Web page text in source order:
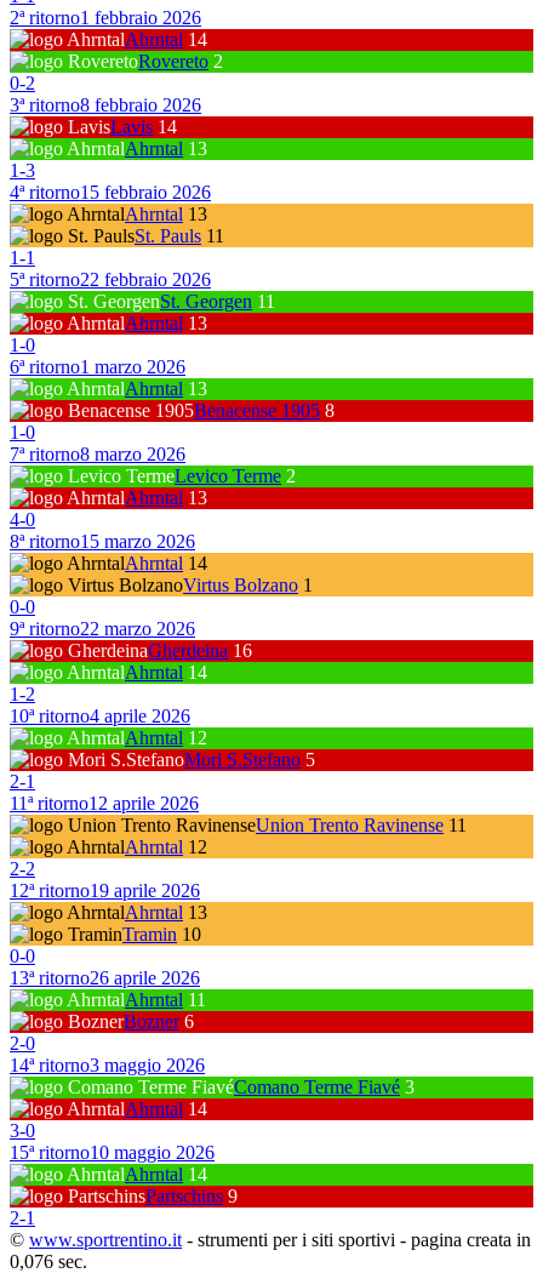
2ª ritorno1 febbraio 2026
Ahrntal 14
Rovereto 2
0-2
3ª ritorno8 febbraio 2026
Lavis 14
Ahrntal 13
1-3
4ª ritorno15 febbraio 2026
Ahrntal 13
St. Pauls 11
1-1
5ª ritorno22 febbraio 2026
St. Georgen 11
Ahrntal 13
1-0
6ª ritorno1 marzo 2026
Ahrntal 13
Benacense 1905 8
1-0
7ª ritorno8 marzo 2026
Levico Terme 2
Ahrntal 13
4-0
8ª ritorno15 marzo 2026
Ahrntal 14
Virtus Bolzano 1
0-0
9ª ritorno22 marzo 2026
Gherdeina 16
Ahrntal 14
1-2
10ª ritorno4 aprile 2026
Ahrntal 12
Mori S.Stefano 5
2-1
11ª ritorno12 aprile 2026
Union Trento Ravinense 11
Ahrntal 12
2-2
12ª ritorno19 aprile 2026
Ahrntal 13
Tramin 10
0-0
13ª ritorno26 aprile 2026
Ahrntal 11
Bozner 6
2-0
14ª ritorno3 maggio 2026
Comano Terme Fiavé 3
Ahrntal 14
3-0
15ª ritorno10 maggio 2026
Ahrntal 14
Partschins 9
2-1
© www.sportrentino.it - strumenti per i siti sportivi - pagina creata in
0,076 sec.